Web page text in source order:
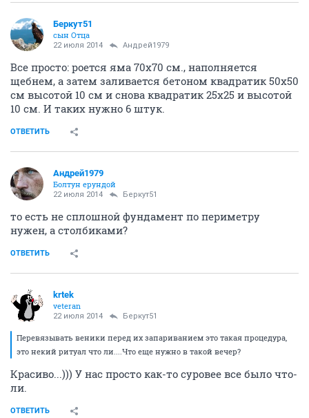
Беркут51
сын Отца
22 июля 2014 Андрей1979
Все просто: роется яма 70х70 см., наполняется
щебнем, а затем заливается бетоном квадратик 50х50
см высотой 10 см и снова квадратик 25х25 и высотой
10 см. И таких нужно 6 штук.
ОТВЕТИТЬ
Андрей1979
Болтун ерундой
22 июля 2014 Беркут51
то есть не сплошной фундамент по периметру
нужен, а столбиками?
ОТВЕТИТЬ
krtek
veteran
22 июля 2014 Беркут51
Перевязывать веники перед их запариванием это такая процедура,
это некий ритуал что ли....Что еще нужно в такой вечер?
Красиво...))) У нас просто как-то суровее все было что-
ли.
ОТВЕТИТЬ